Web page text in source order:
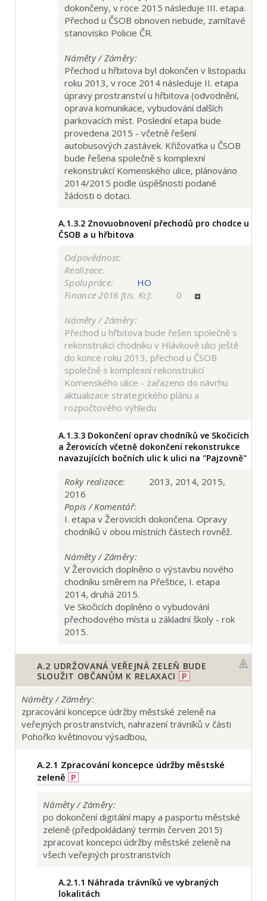
dokončeny, v roce 2015 následuje III. etapa.
Přechod u ČSOB obnoven nebude, zamítavé
stanovisko Policie ČR.
Náměty / Záměry:
Přechod u hřbitova byl dokončen v listopadu
roku 2013, v roce 2014 následuje II. etapa
úpravy prostranství u hřbitova (odvodnění,
oprava komunikace, vybudování dalších
parkovacích míst. Poslední etapa bude
provedena 2015 - včetně řešení
autobusových zastávek. Křižovatka u ČSOB
bude řešena společně s komplexní
rekonstrukcí Komenského ulice, plánováno
2014/2015 podle úspěšnosti podané
žádosti o dotaci.
A.1.3.2 Znovuobnovení přechodů pro chodce u
ČSOB a u hřbitova
Odpovědnost:
Realizace:
Spolupráce:
HO
Finance 2016 [tis. Kc]:
0
Náměty / Záměry:
Přechod u hřbitova bude řešen společně s
rekonstrukcí chodníku v Hlávkově ulici ještě
do konce roku 2013, přechod u ČSOB
společně s komplexní rekonstrukcí
Komenského ulice - zařazeno do návrhu
aktualizace strategického plánu a
rozpočtového výhledu
A.1.3.3 Dokončení oprav chodníků ve Skočicích
a Žerovicích včetně dokončení rekonstrukce
navazujících bočních ulic k ulici na "Pajzovně"
Roky realizace:
2013, 2014, 2015,
2016
Popis / Komentář:
I. etapa v Žerovicích dokončena. Opravy
chodníků v obou místních částech rovněž.
Náměty / Záměry:
V Žerovicích doplněno o výstavbu nového
chodníku směrem na Přeštice, I. etapa
2014, druhá 2015.
Ve Skočicích doplněno o vybudování
přechodového místa u základní školy - rok
2015.
A.2 UDRŽOVANÁ VEŘEJNÁ ZELEŇ BUDE
SLOUŽIT OBČANŮM K RELAXACI
P
Náměty / Záměry:
zpracování koncepce údržby městské zeleně na
veřejných prostranstvích, nahrazení trávníků v části
Pohořko květinovou výsadbou,
A.2.1 Zpracování koncepce údržby městské
zeleně P
Náměty / Záměry:
po dokončení digitální mapy a pasportu městské
zeleně (předpokládaný termín červen 2015)
zpracovat koncepci údržby městské zeleně na
všech veřejných prostranstvích
A.2.1.1 Náhrada trávníků ve vybraných
lokalitách